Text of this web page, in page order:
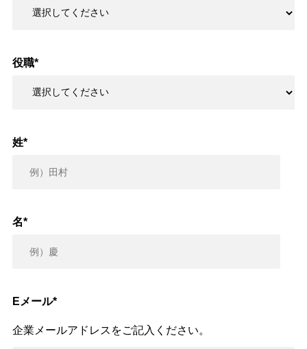
役職*
姓*
名*
Eメール*
企業メールアドレスをご記入ください。